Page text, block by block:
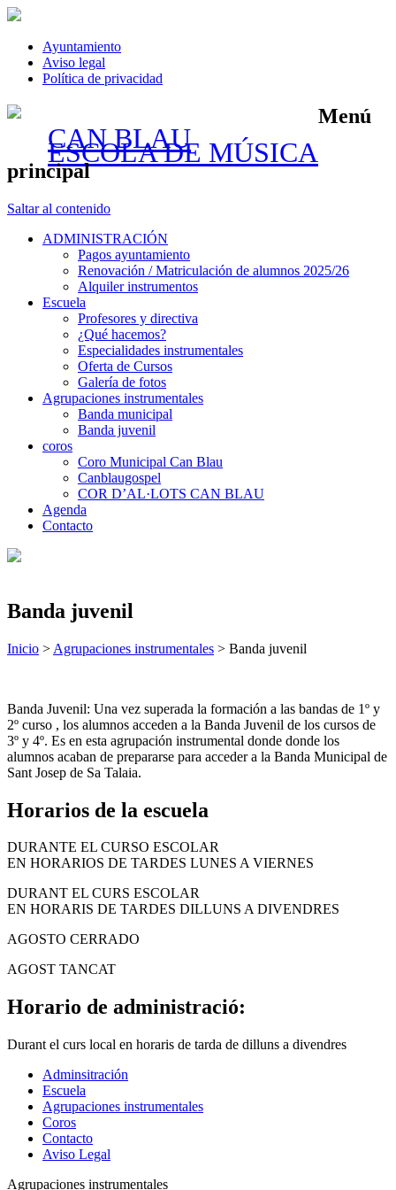
Ayuntamiento
Aviso legal
Política de privacidad
CAN BLAU
ESCOLA DE MÚSICA
Menú
principal
Saltar al contenido
ADMINISTRACIÓN
Pagos ayuntamiento
Renovación / Matriculación de alumnos 2025/26
Alquiler instrumentos
Escuela
Profesores y directiva
¿Qué hacemos?
Especialidades instrumentales
Oferta de Cursos
Galería de fotos
Agrupaciones instrumentales
Banda municipal
Banda juvenil
coros
Coro Municipal Can Blau
Canblaugospel
COR D’AL·LOTS CAN BLAU
Agenda
Contacto
Banda juvenil
Inicio > Agrupaciones instrumentales > Banda juvenil
Banda Juvenil: Una vez superada la formación a las bandas de 1º y
2º curso , los alumnos acceden a la Banda Juvenil de los cursos de
3º y 4º. Es en esta agrupación instrumental donde donde los
alumnos acaban de prepararse para acceder a la Banda Municipal de
Sant Josep de Sa Talaia.
Horarios de la escuela
DURANTE EL CURSO ESCOLAR
EN HORARIOS DE TARDES LUNES A VIERNES
DURANT EL CURS ESCOLAR
EN HORARIS DE TARDES DILLUNS A DIVENDRES
AGOSTO CERRADO
AGOST TANCAT
Horario de administració:
Durant el curs local en horaris de tarda de dilluns a divendres
Adminsitración
Escuela
Agrupaciones instrumentales
Coros
Contacto
Aviso Legal
Agrupaciones instrumentales